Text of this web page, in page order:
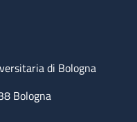
di Bologna
Bologna